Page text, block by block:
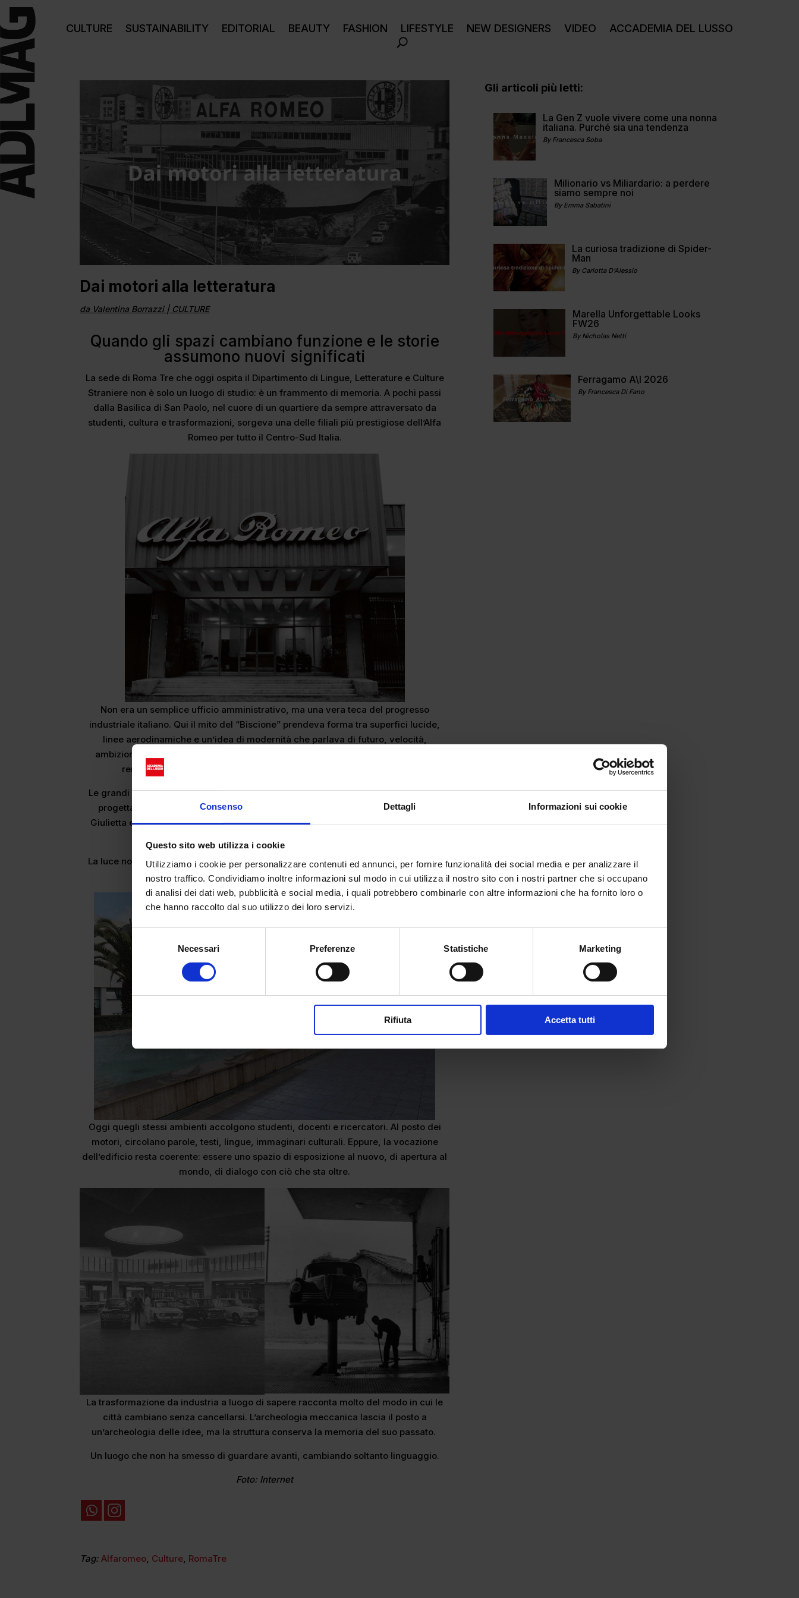
Consenso Dettagli Informazioni sui cookie
Questo sito web utilizza i cookie
Utilizziamo i cookie per personalizzare contenuti ed annunci, per fornire funzionalità dei social media e per analizzare il
nostro traffico. Condividiamo inoltre informazioni sul modo in cui utilizza il nostro sito con i nostri partner che si occupano
di analisi dei dati web, pubblicità e social media, i quali potrebbero combinarle con altre informazioni che ha fornito loro o
che hanno raccolto dal suo utilizzo dei loro servizi.
Necessari Preferenze Statistiche Marketing
Rifiuta Accetta tutti
CULTURE SUSTAINABILITY EDITORIAL BEAUTY FASHION LIFESTYLE NEW DESIGNERS VIDEO ACCADEMIA DEL LUSSO
Dai motori alla letteratura
da Valentina Borrazzi| CULTURE
Quando gli spazi cambiano funzione e le storie
assumono nuovi significati
La sede di Roma Tre che oggi ospita il Dipartimento di Lingue, Letterature e Culture
Straniere non è solo un luogo di studio: è un frammento di memoria. A pochi passi
dalla Basilica di San Paolo, nel cuore di un quartiere da sempre attraversato da
studenti, cultura e trasformazioni, sorgeva una delle filiali più prestigiose dell’Alfa
Romeo per tutto il Centro-Sud Italia.
Non era un semplice ufficio amministrativo, ma una vera teca del progresso
industriale italiano. Qui il mito del “Biscione” prendeva forma tra superfici lucide,
linee aerodinamiche e un’idea di modernità che parlava di futuro, velocità,
ambizione. Gli spazi erano pensati per esaltare l’eleganza delle automobili, per
renderle oggetti di desiderio prima ancora che mezzi di trasporto.
Le grandi vetrate che oggi illuminano aule studio, corridoi e scrivanie erano state
progettate proprio con questo intento: mostrare al mondo le carrozzerie della
Giulietta e della Giulia, esponendole alla luce naturale per farne risaltare curve e
La luce non era solo un elemento funzionale, ma parte integrante della narrazione
visiva dell’Alfa Romeo.
Oggi quegli stessi ambienti accolgono studenti, docenti e ricercatori. Al posto dei
motori, circolano parole, testi, lingue, immaginari culturali. Eppure, la vocazione
dell’edificio resta coerente: essere uno spazio di esposizione al nuovo, di apertura al
mondo, di dialogo con ciò che sta oltre.
La trasformazione da industria a luogo di sapere racconta molto del modo in cui le
città cambiano senza cancellarsi. L’archeologia meccanica lascia il posto a
un’archeologia delle idee, ma la struttura conserva la memoria del suo passato.
Un luogo che non ha smesso di guardare avanti, cambiando soltanto linguaggio.
Foto: Internet
Tag: Alfaromeo, Culture, RomaTre
Gli articoli più letti:
La Gen Z vuole vivere come una nonna
italiana. Purché sia una tendenza
By Francesca Soba
Milionario vs Miliardario: a perdere
siamo sempre noi
By Emma Sabatini
La curiosa tradizione di Spider-
Man
By Carlotta D'Alessio
Marella Unforgettable Looks
FW26
By Nicholas Netti
Ferragamo A\I 2026
By Francesca Di Fano